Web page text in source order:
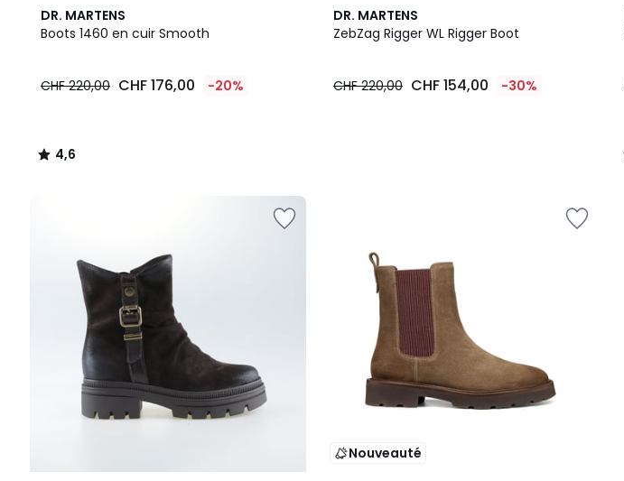
DR. MARTENS
Boots 1460 en cuir Smooth
CHF 220,00 CHF 176,00 -20%
4,6
/ 5
4,6
/
DR. MARTENS
ZebZag Rigger WL Rigger Boot
CHF 220,00 CHF 154,00 -30%
Nouveauté